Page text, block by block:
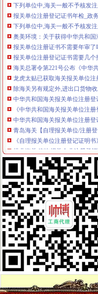
报关单位注册登记证书年检_政
下列单位中,海关一般不予核发
奥美环境：关于获得中华共和
报关单位注册证书不需要年审了
报关单位注册登记证书需要几个
海关总署令第221号公布《中华
龙虎太贴已获取海关报关单位注
除海关另有规定外,进出口货物
中华共和国海关报关单位注册登
《中华共和国海关报关单位注册
中华共和国海关报关单位注册
青岛海关【自理报关单位/注册登
《自理报关单位注册登记证明书
拱北海关:咨询报关企业注册登
自理报关单位注册登记证明书办
海关总署令第221号（《中华共
中华共和国海关报关单位注册登
中国海关报关单位注册登记证书
申请海关临时报关单位注册登记
中华共和国海关对报关单位注册
（海关总署关于公布《中华共和
上海浦东海关关于换领新版报
报关单位注册登记办事指南
中华共和国海关报关单位注册登
（海关总署关于公布《中华共和
报关单位申请注册登记
关于海关总署公布《中华共和
2009年报关员辅导：报关单位